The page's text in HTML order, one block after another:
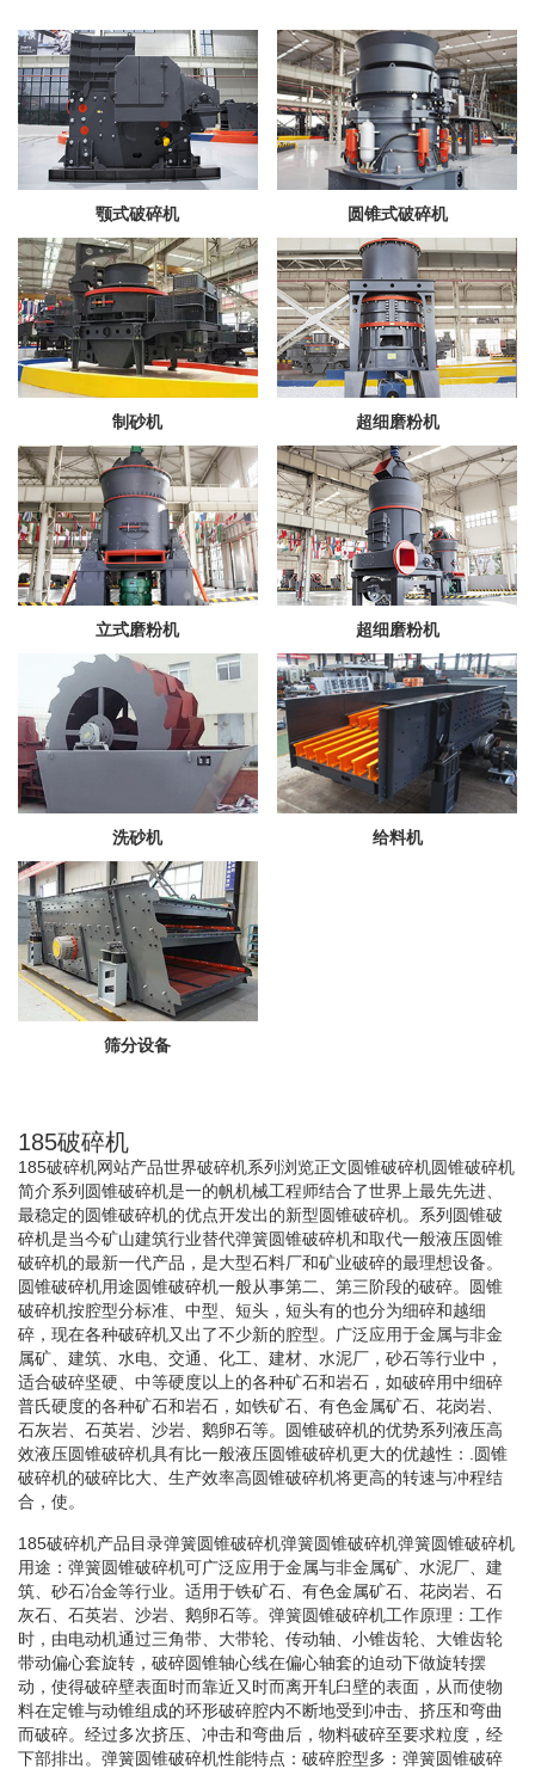
颚式破碎机 圆锥式破碎机
制砂机 超细磨粉机
立式磨粉机 超细磨粉机
洗砂机 给料机
筛分设备
185破碎机
185破碎机网站产品世界破碎机系列浏览正文圆锥破碎机圆锥破碎机
简介系列圆锥破碎机是一的帆机械工程师结合了世界上最先先进、
最稳定的圆锥破碎机的优点开发出的新型圆锥破碎机。系列圆锥破
碎机是当今矿山建筑行业替代弹簧圆锥破碎机和取代一般液压圆锥
破碎机的最新一代产品，是大型石料厂和矿业破碎的最理想设备。
圆锥破碎机用途圆锥破碎机一般从事第二、第三阶段的破碎。圆锥
破碎机按腔型分标准、中型、短头，短头有的也分为细碎和越细
碎，现在各种破碎机又出了不少新的腔型。广泛应用于金属与非金
属矿、建筑、水电、交通、化工、建材、水泥厂，砂石等行业中，
适合破碎坚硬、中等硬度以上的各种矿石和岩石，如破碎用中细碎
普氏硬度的各种矿石和岩石，如铁矿石、有色金属矿石、花岗岩、
石灰岩、石英岩、沙岩、鹅卵石等。圆锥破碎机的优势系列液压高
效液压圆锥破碎机具有比一般液压圆锥破碎机更大的优越性：.圆锥
破碎机的破碎比大、生产效率高圆锥破碎机将更高的转速与冲程结
合，使。
185破碎机产品目录弹簧圆锥破碎机弹簧圆锥破碎机弹簧圆锥破碎机
用途：弹簧圆锥破碎机可广泛应用于金属与非金属矿、水泥厂、建
筑、砂石冶金等行业。适用于铁矿石、有色金属矿石、花岗岩、石
灰石、石英岩、沙岩、鹅卵石等。弹簧圆锥破碎机工作原理：工作
时，由电动机通过三角带、大带轮、传动轴、小锥齿轮、大锥齿轮
带动偏心套旋转，破碎圆锥轴心线在偏心轴套的迫动下做旋转摆
动，使得破碎壁表面时而靠近又时而离开轧臼壁的表面，从而使物
料在定锥与动锥组成的环形破碎腔内不断地受到冲击、挤压和弯曲
而破碎。经过多次挤压、冲击和弯曲后，物料破碎至要求粒度，经
下部排出。弹簧圆锥破碎机性能特点：破碎腔型多：弹簧圆锥破碎